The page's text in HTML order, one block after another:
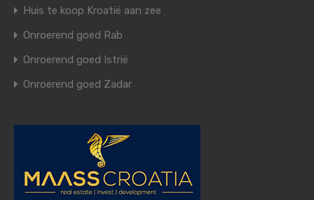
Huis te koop Kroatië aan zee
Onroerend goed Rab
Onroerend goed Istrië
Onroerend goed Zadar